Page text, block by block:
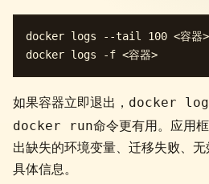
docker logs --tail 100 <容器>
如果容器立即退出， docker
docker run命令更有用。应用
出缺失的环境变量、迁移失败、
具体信息。